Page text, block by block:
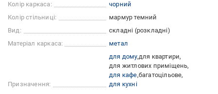
Колір каркаса:
чорний
Колір стільниці:
мармур темний
Вид:
складні (розкладні)
Матеріал каркаса:
метал
Призначення:
для дому для квартири
для житлових приміщень
для кафе багатоцільове
для кухні